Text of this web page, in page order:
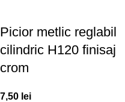
Picior metlic reglabil
cilindric H120 finisaj
crom
7,50 lei